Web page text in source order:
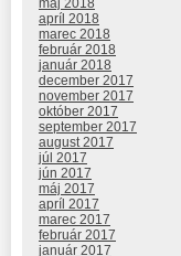
máj 2018
apríl 2018
marec 2018
február 2018
január 2018
december 2017
november 2017
október 2017
september 2017
august 2017
júl 2017
jún 2017
máj 2017
apríl 2017
marec 2017
február 2017
január 2017